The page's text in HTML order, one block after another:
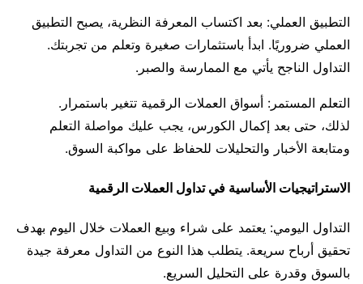
التطبيق العملي: بعد اكتساب المعرفة النظرية، يصبح التطبيق
العملي ضروريًا. ابدأ باستثمارات صغيرة وتعلم من تجربتك.
التداول الناجح يأتي مع الممارسة والصبر.
التعلم المستمر: أسواق العملات الرقمية تتغير باستمرار.
لذلك، حتى بعد إكمال الكورس، يجب عليك مواصلة التعلم
ومتابعة الأخبار والتحليلات للحفاظ على مواكبة السوق.
الاستراتيجيات الأساسية في تداول العملات الرقمية
التداول اليومي: يعتمد على شراء وبيع العملات خلال اليوم بهدف
تحقيق أرباح سريعة. يتطلب هذا النوع من التداول معرفة جيدة
بالسوق وقدرة على التحليل السريع.